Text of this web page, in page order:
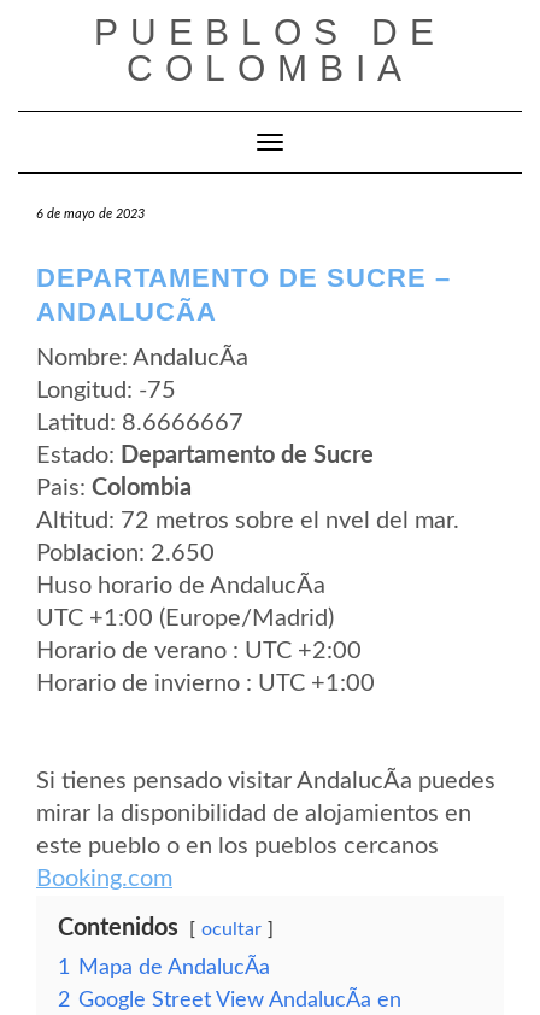
PUEBLOS DE
COLOMBIA
Cambiar modo de navegación
6 de mayo de 2023
DEPARTAMENTO DE SUCRE –
ANDALUCÃ­A
Nombre: AndalucÃ­a
Longitud: -75
Latitud: 8.6666667
Estado: Departamento de Sucre
Pais: Colombia
Altitud: 72 metros sobre el nvel del mar.
Poblacion: 2.650
Huso horario de AndalucÃ­a
UTC +1:00 (Europe/Madrid)
Horario de verano : UTC +2:00
Horario de invierno : UTC +1:00
Si tienes pensado visitar AndalucÃ­a puedes
mirar la disponibilidad de alojamientos en
este pueblo o en los pueblos cercanos
Booking.com
Contenidos ocultar
1
Mapa de AndalucÃ­a
2 Google Street View AndalucÃ­a en